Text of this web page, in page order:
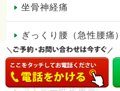
坐骨神経痛
ぎっくり腰（急性腰痛）
腰部脊柱管狭窄症